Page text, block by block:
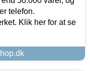
telefon.
Klik her for at se